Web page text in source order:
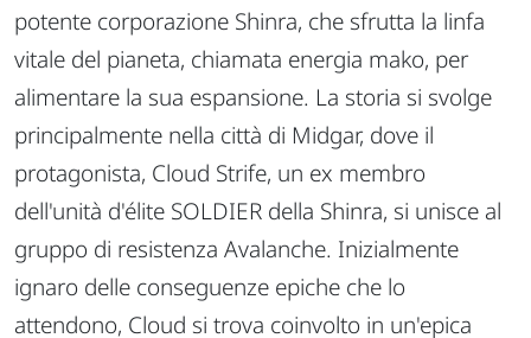
potente corporazione Shinra, che sfrutta la linfa
vitale del pianeta, chiamata energia mako, per
alimentare la sua espansione. La storia si svolge
principalmente nella città di Midgar, dove il
protagonista, Cloud Strife, un ex membro
dell'unità d'élite SOLDIER della Shinra, si unisce al
gruppo di resistenza Avalanche. Inizialmente
ignaro delle conseguenze epiche che lo
attendono, Cloud si trova coinvolto in un'epica